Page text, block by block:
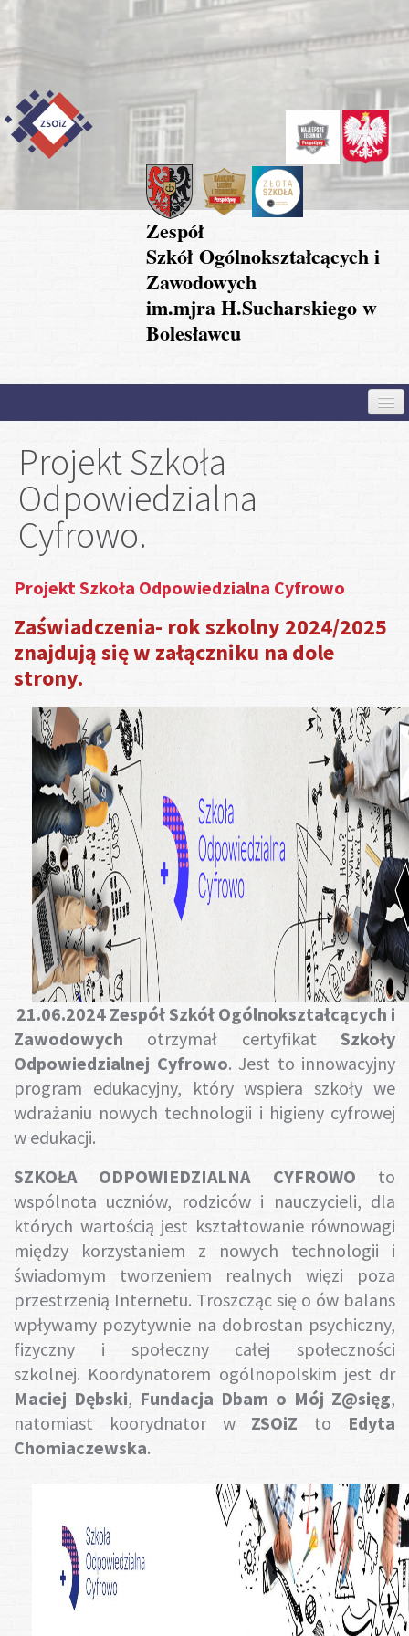
Zespół
Szkół Ogólnokształcących i
Zawodowych
im.mjra H.Sucharskiego w
Bolesławcu
Aktualności
Strefa rodzica
Gotuj z nami
Projekt Szkoła
Odpowiedzialna
Cyfrowo.
Projekt Szkoła Odpowiedzialna Cyfrowo
Zaświadczenia- rok szkolny 2024/2025
znajdują się w załączniku na dole
strony.
21.06.2024 Zespół Szkół Ogólnokształcących i
Zawodowych otrzymał certyfikatSzkoły
Odpowiedzialnej Cyfrowo. Jest to innowacyjny
program edukacyjny, który wspiera szkoły we
wdrażaniu nowych technologii i higieny cyfrowej
w edukacji.
SZKOŁA ODPOWIEDZIALNA CYFROWO to
wspólnota uczniów, rodziców i nauczycieli, dla
których wartością jest kształtowanie równowagi
między korzystaniem z nowych technologii i
świadomym tworzeniem realnych więzi poza
przestrzenią Internetu. Troszcząc się o ów balans
wpływamy pozytywnie na dobrostan psychiczny,
fizyczny i społeczny całej społeczności
szkolnej. Koordynatorem ogólnopolskim jest dr
Maciej Dębski, Fundacja Dbam o Mój Z@sięg,
natomiast koorydnator w ZSOiZ to Edyta
Chomiaczewska.